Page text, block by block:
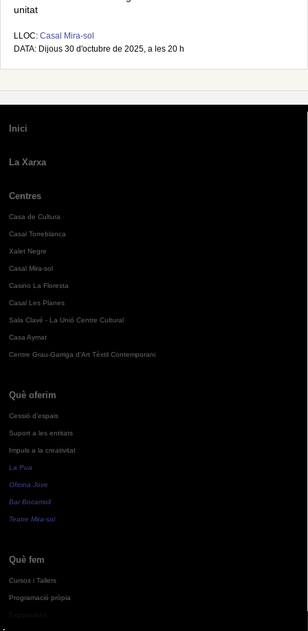
unitat
LLOC: Casal Mira-sol
DATA: Dijous 30 d'octubre de 2025, a les 20 h
Inici
La Xarxa
Centres
Casa de Cultura
Casal Torreblanca
Xalet Negre
Casal Mira-sol
Casino La Floresta
Casal Les Planes
Sala Clavé - La Unió Centre Cultural
Casa Aymat
Centre Grau-Garriga d'Art Tèxtil Contemporani
Què oferim
Cessió d'espais
Suport a les entitats
Impuls a la creativitat
La Pua
Oficina Jove
Bar Bocamoll
Teatre Mira-sol
Què fem
Cursos i Tallers
Programació pròpia